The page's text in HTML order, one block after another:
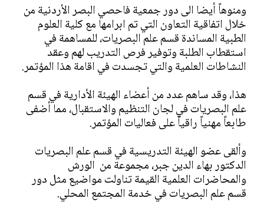
ومنوهاً أيضا الى دور جمعية فاحصي البصر الأردنية من
خلال اتفاقية التعاون التي تم ابرامها مع كلية العلوم
الطبية المساندة قسم علم البصريات، للمساهمة في
استقطاب الطلبة وتوفير فرص التدريب لهم وعقد
النشاطات العلمية والتي تجسدت في اقامة هذا المؤتمر.
هذا، وقد ساهم عدد من أعضاء الهيئة الأدارية في قسم
علم البصريات في لجان التنظيم والاستقبال، مما أضفى
طابعاً مهنياً راقياً على فعاليات المؤتمر.
وألقى عضو الهيئة التدريسية في قسم علم البصريات
الدكتور بهاء الدين جبر، مجموعة من الورش
والمحاضرات العلمية القيمة تناولت مواضيع مثل دور
قسم علم البصريات في خدمة المجتمع المحلي.